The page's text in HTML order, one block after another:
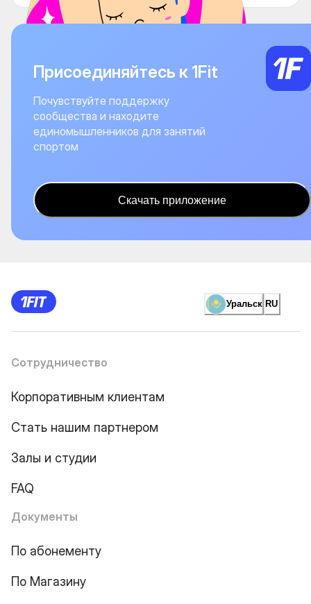
Присоединяйтесь к 1Fit
Почувствуйте поддержку
сообщества и находите
единомышленников для занятий
спортом
Скачать приложение
Уральск RU
Сотрудничество
Корпоративным клиентам
Стать нашим партнером
Залы и студии
FAQ
Документы
По абонементу
По Магазину